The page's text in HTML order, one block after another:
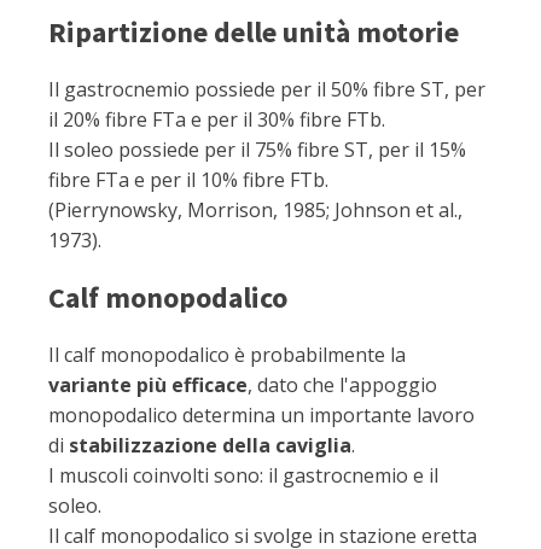
Ripartizione delle unità motorie
Il gastrocnemio possiede per il 50% fibre ST, per
il 20% fibre FTa e per il 30% fibre FTb.
Il soleo possiede per il 75% fibre ST, per il 15%
fibre FTa e per il 10% fibre FTb.
(Pierrynowsky, Morrison, 1985; Johnson et al.,
1973).
Calf monopodalico
Il calf monopodalico è probabilmente la
variante più efficace, dato che l'appoggio
monopodalico determina un importante lavoro
di stabilizzazione della caviglia.
I muscoli coinvolti sono: il gastrocnemio e il
soleo.
Il calf monopodalico si svolge in stazione eretta